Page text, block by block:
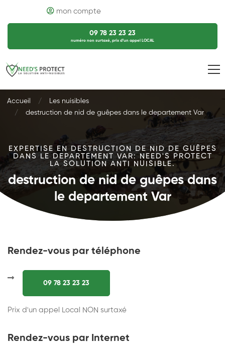
mon compte
09 78 23 23 23
numéro non surtaxé, prix d’un appel LOCAL
Accueil
Les nuisibles
destruction de nid de guêpes dans le departement Var
EXPERTISE EN DESTRUCTION DE NID DE GUÊPES
DANS LE DEPARTEMENT VAR: NEED'S PROTECT
LA SOLUTION ANTI NUISIBLE.
destruction de nid de guêpes dans
le departement Var
Rendez-vous par téléphone
09 78 23 23 23
Prix d'un appel Local NON surtaxé
Rendez-vous par Internet